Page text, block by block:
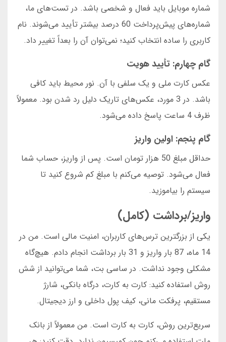
شماره موبایل باید فعال و شخصی باشد. در تست‌های ما،
شماره‌های پیش‌پرداخت 60 درصد بیشتر تأیید می‌شوند. نام
کاربری را ساده انتخاب کنید؛ نمی‌توان آن را بعداً تغییر داد.
گام چهارم: تأیید هویت
عکس کارت ملی و یک سلفی با آن. نور محیط باید کافی
باشد. در 3 مورد، عکس‌های تاریک دلیل رد شدن بود. معمولاً
ظرف 4 ساعت پاسخ داده می‌شود.
گام پنجم: اولین واریز
حداقل مبلغ 50 هزار تومان است. پس از واریز، حساب شما
فعال می‌شود. توصیه می‌کنم با مبلغ کم شروع کنید تا
سیستم را بیاموزید.
واریز/برداشت (کامل)
یکی از بزرگترین ترس‌های کاربران، امنیت مالی است. من در
14 ماه، 87 بار واریز و 31 بار برداشت انجام دادم. هیچ‌گاه
مشکلی وجود نداشت. در ساسی بت، شما می‌توانید از شش
روش استفاده کنید: کارت به کارت، درگاه بانکی، شارژ
مستقیم، پرفکت مانی، کیف پول داخلی و ارز دیجیتال.
سریع‌ترین روش، کارت به کارت است. من معمولاً از بانک